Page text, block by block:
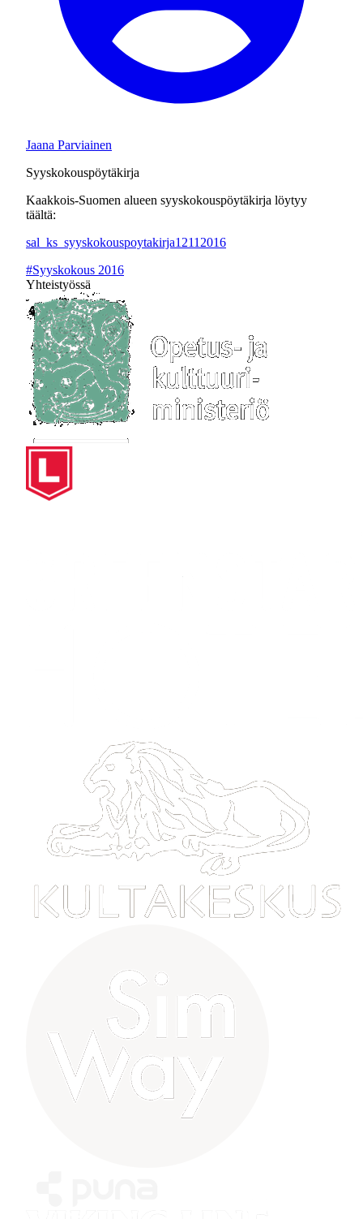
Jaana Parviainen
Syyskokouspöytäkirja
Kaakkois-Suomen alueen syyskokouspöytäkirja löytyy
täältä:
sal_ks_syyskokouspoytakirja12112016
#Syyskokous 2016
Yhteistyössä